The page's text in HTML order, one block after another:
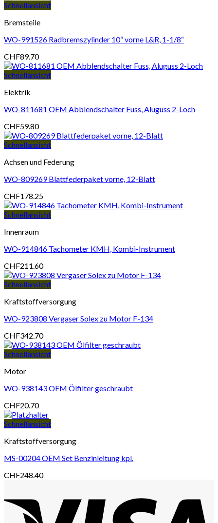
Schnellansicht
Bremsteile
WO-991526 Radbremszylinder 10“ vorne L&R, 1-1/8“
CHF89.70
Schnellansicht
Elektrik
WO-811681 OEM Abblendschalter Fuss, Aluguss 2-Loch
CHF59.80
Schnellansicht
Achsen und Federung
WO-809269 Blattfederpaket vorne, 12-Blatt
CHF178.25
Schnellansicht
Innenraum
WO-914846 Tachometer KMH, Kombi-Instrument
CHF211.60
Schnellansicht
Kraftstoffversorgung
WO-923808 Vergaser Solex zu Motor F-134
CHF342.70
Schnellansicht
Motor
WO-938143 OEM Ölfilter geschraubt
CHF20.70
Schnellansicht
Kraftstoffversorgung
MS-00204 OEM Set Benzinleitung kpl.
CHF248.40